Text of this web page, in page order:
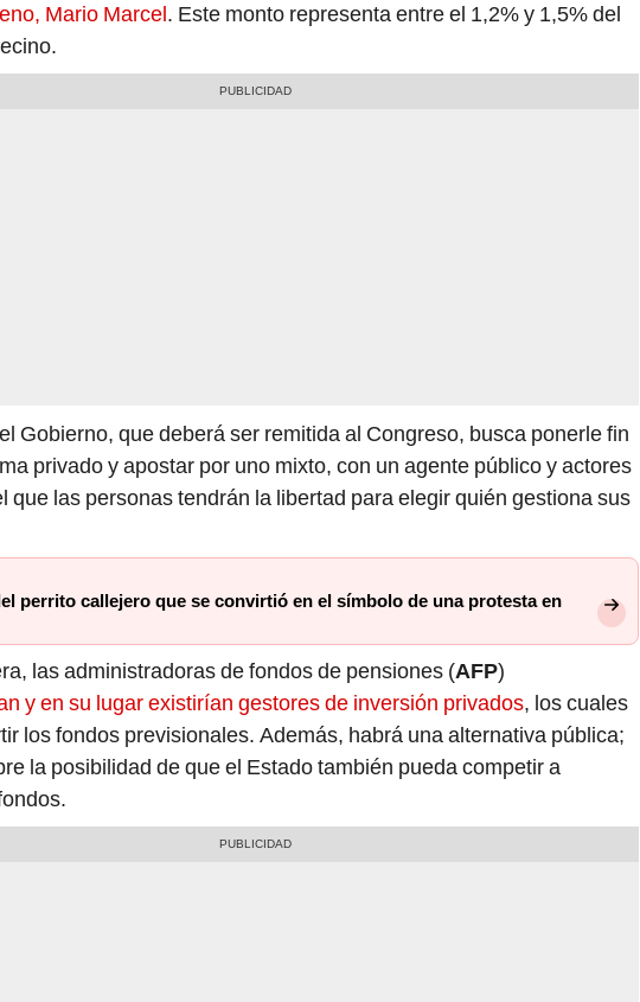
Mario Marcel. Este monto representa entre el 1,2% y 1,5% del
Gobierno, que deberá ser remitida al Congreso, busca ponerle fin
privado y apostar por uno mixto, con un agente público y actores
que las personas tendrán la libertad para elegir quién gestiona sus
perrito callejero que se convirtió en el símbolo de una protesta en
las administradoras de fondos de pensiones (AFP)
y en su lugar existirían gestores de inversión privados, los cuales
los fondos previsionales. Además, habrá una alternativa pública;
la posibilidad de que el Estado también pueda competir a